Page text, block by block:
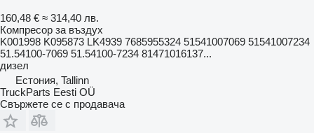
160,48 € ≈ 314,40 лв.
Компресор за въздух
K001998 K095873 LK4939 7685955324 51541007069 51541007234
51.54100-7069 51.54100-7234 81471016137...
дизел
Естония, Tallinn
TruckParts Eesti OÜ
Свържете се с продавача